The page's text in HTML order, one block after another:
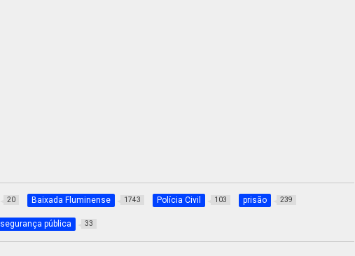
20 Baixada Fluminense 1743 Polícia Civil 103 prisão 239
segurança pública 33